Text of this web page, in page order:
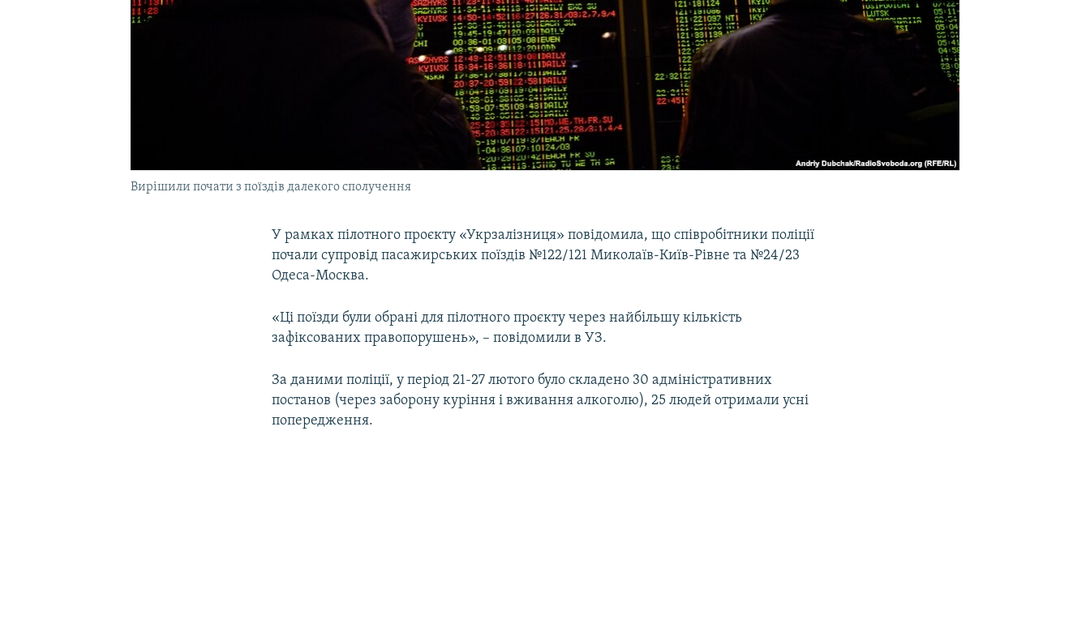
Вирішили почати з поїздів далекого сполучення
У рамках пілотного проєкту «Укрзалізниця» повідомила, що співробітники поліції
почали супровід пасажирських поїздів №122/121 Миколаїв-Київ-Рівне та №24/23
Одеса-Москва.
«Ці поїзди були обрані для пілотного проєкту через найбільшу кількість
зафіксованих правопорушень», – повідомили в УЗ.
За даними поліції, у період 21-27 лютого було складено 30 адміністративних
постанов (через заборону куріння і вживання алкоголю), 25 людей отримали усні
попередження.